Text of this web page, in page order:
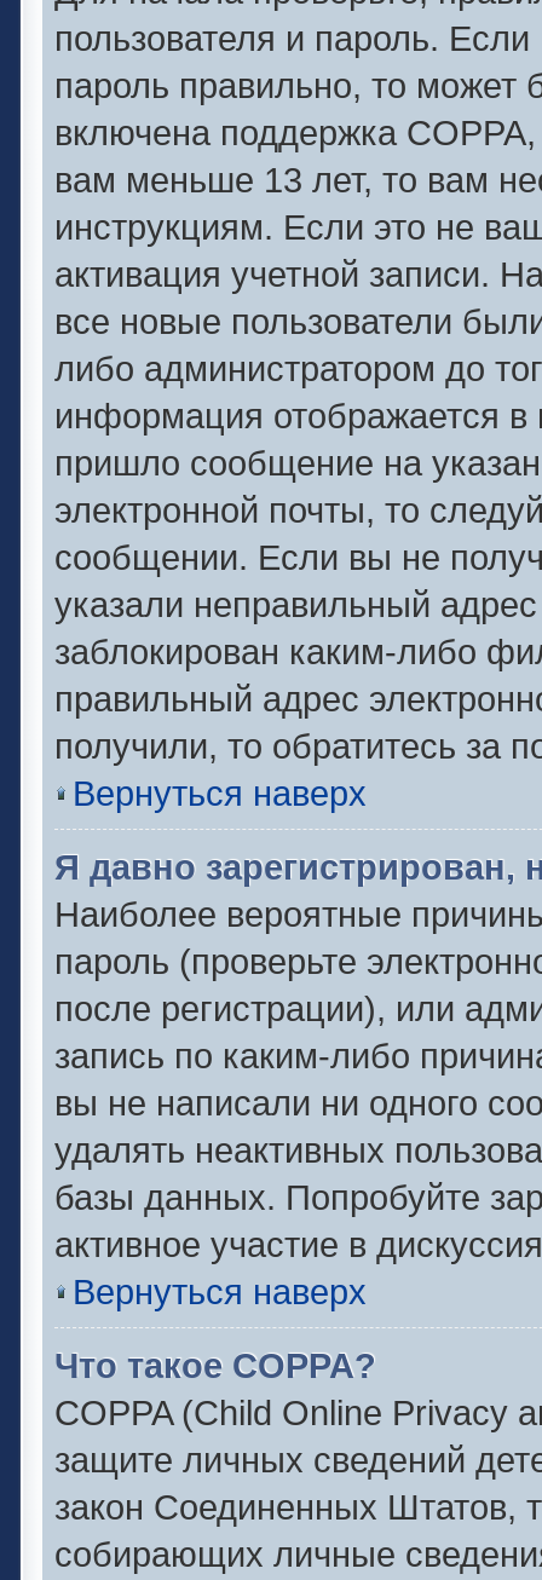
пользователя и пароль.
пароль правильно, то может
включена поддержка
вам меньше 13 лет, то вам
инструкциям. Если это не
активация учетной записи.
все новые пользователи
либо администратором до
информация отображается в
пришло сообщение на
электронной почты, то
сообщении. Если вы не
указали неправильный
заблокирован каким-либо
правильный адрес
получили, то обратитесь
Вернуться наверх
Я давно зарегистрирован,
Наиболее вероятные
пароль (проверьте
после регистрации), или
запись по каким-либо
вы не написали ни одного
удалять неактивных
базы данных. Попробуйте
активное участие в
Вернуться наверх
Что такое COPPA?
COPPA (Child Online Privacy
защите личных сведений
закон Соединенных Штатов,
собирающих личные